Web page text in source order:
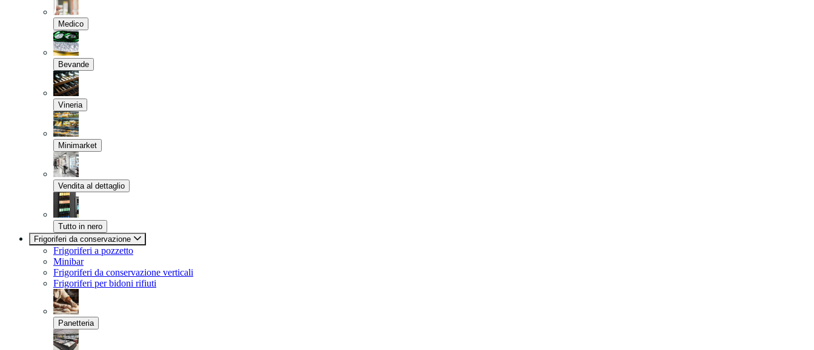
Medico
Bevande
Vineria
Minimarket
Vendita al dettaglio
Tutto in nero
Frigoriferi da conservazione
Frigoriferi a pozzetto
Minibar
Frigoriferi da conservazione verticali
Frigoriferi per bidoni rifiuti
Panetteria